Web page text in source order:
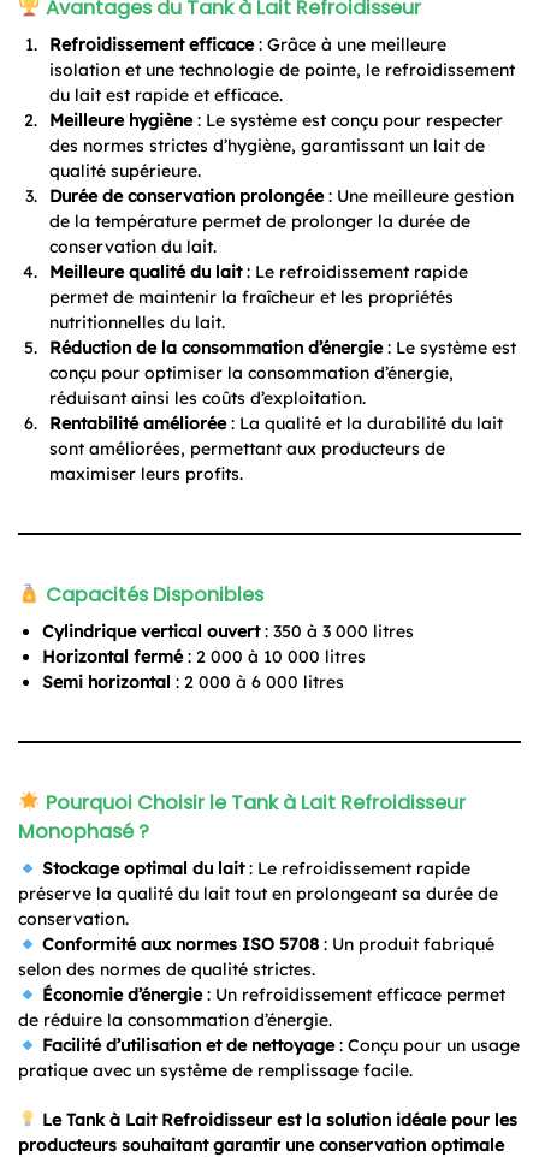
Avantages du Tank à Lait Refroidisseur
Refroidissement efficace: Grâce à une meilleure
isolation et une technologie de pointe, le refroidissement
du lait est rapide et efficace.
Meilleure hygiène: Le système est conçu pour respecter
des normes strictes d’hygiène, garantissant un lait de
qualité supérieure.
Durée de conservation prolongée: Une meilleure gestion
de la température permet de prolonger la durée de
conservation du lait.
Meilleure qualité du lait: Le refroidissement rapide
permet de maintenir la fraîcheur et les propriétés
nutritionnelles du lait.
Réduction de la consommation d’énergie: Le système est
conçu pour optimiser la consommation d’énergie,
réduisant ainsi les coûts d’exploitation.
Rentabilité améliorée: La qualité et la durabilité du lait
sont améliorées, permettant aux producteurs de
maximiser leurs profits.
Capacités Disponibles
Cylindrique vertical ouvert: 350 à 3 000 litres
Horizontal fermé: 2 000 à 10 000 litres
Semi horizontal : 2 000 à 6 000 litres
Pourquoi Choisir le Tank à Lait Refroidisseur
Monophasé ?
Stockage optimal du lait: Le refroidissement rapide
préserve la qualité du lait tout en prolongeant sa durée de
conservation.
Conformité aux normes ISO 5708: Un produit fabriqué
selon des normes de qualité strictes.
Économie d’énergie: Un refroidissement efficace permet
de réduire la consommation d’énergie.
Facilité d’utilisation et de nettoyage: Conçu pour un usage
pratique avec un système de remplissage facile.
Le Tank à Lait Refroidisseur est la solution idéale pour les
producteurs souhaitant garantir une conservation optimale